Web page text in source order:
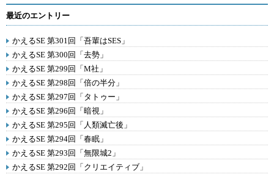
最近のエントリー
かえるSE 第301回「吾輩はSES」
かえるSE 第300回「去勢」
かえるSE 第299回「M社」
かえるSE 第298回「倍の半分」
かえるSE 第297回「タトゥー」
かえるSE 第296回「暗視」
かえるSE 第295回「人類滅亡後」
かえるSE 第294回「春眠」
かえるSE 第293回「無限城2」
かえるSE 第292回「クリエイティブ」